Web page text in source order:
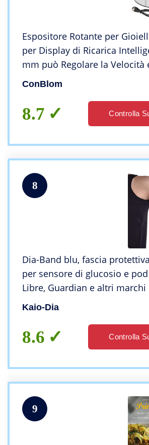
Espositore Rotante per
per Display di Ricarica
mm può Regolare la Velocità
3 Marce per L’esposizione di
ConBlom
8.7 Controlla
8
Dia-Band blu, fascia
per sensore di glucosio e
Libre, Guardian e altri
piatte per un comfort ottimale.
Kaio-Dia
8.6 Controlla
9